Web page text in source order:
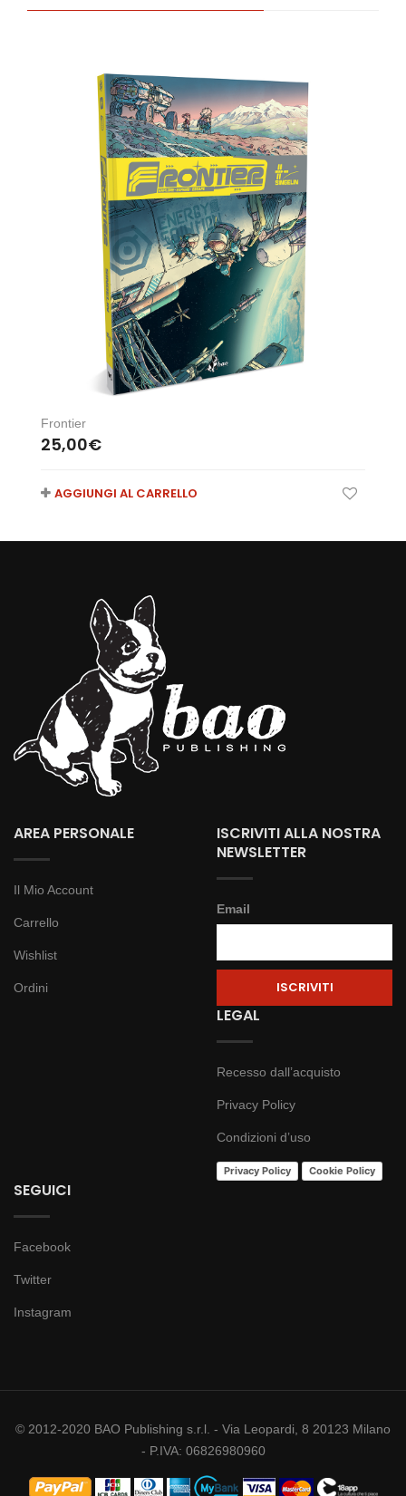
Frontier
25,00€
AGGIUNGI AL CARRELLO
AREA PERSONALE
Il Mio Account
Carrello
Wishlist
Ordini
ISCRIVITI ALLA NOSTRA
NEWSLETTER
Email
LEGAL
Recesso dall’acquisto
Privacy Policy
Condizioni d’uso
Privacy Policy Cookie Policy
SEGUICI
Facebook
Twitter
Instagram
© 2012-2020 BAO Publishing s.r.l. - Via Leopardi, 8 20123 Milano
- P.IVA: 06826980960